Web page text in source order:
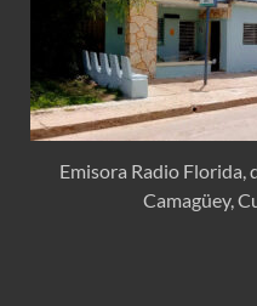
Emisora Radio Florida,
Camagüey,